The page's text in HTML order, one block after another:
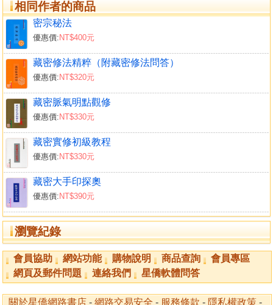
相同作者的商品
密宗秘法
優惠價: NT$400元
藏密修法精粹（附藏密修法問答）
優惠價: NT$320元
藏密脈氣明點觀修
優惠價: NT$330元
藏密實修初級教程
優惠價: NT$330元
藏密大手印探奧
優惠價: NT$390元
瀏覽紀錄
①聲聞姿勢—未住令住
A、身要姿勢
B、修止方便
②菩薩姿勢―已住令固
③忿怒姿勢―已固令解脱
二、正行
(一)立斷(徹卻)
甲、三種守護儀軌
(甲)住
(乙)動
(丙)住動倶無
乙、堅固所得
(甲)護持無散亂之念
(乙)保持任運
丙、增長三解脱習力
(甲)五毒自解脫
(乙)五門自解脱
(丙)六識自解脱
(二)頓超(脱噶)
會員協助 網站功能 購物說明 商品查詢
會員專區
網頁及郵件問題
連絡我們 星僑軟體問答
關於星僑網路書店 - 網路交易安全 - 服務條款 - 隱私權政策 -